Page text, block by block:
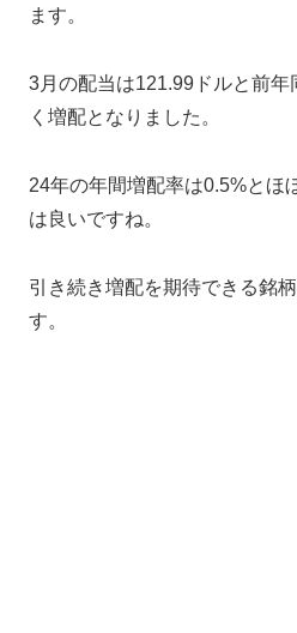
ます。
3月の配当は121.99ドルと前年
く増配となりました。
24年の年間増配率は0.5%とほ
は良いですね。
引き続き増配を期待できる銘
す。